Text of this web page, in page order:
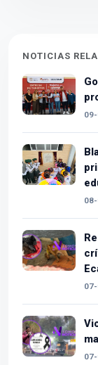
NOTICIAS